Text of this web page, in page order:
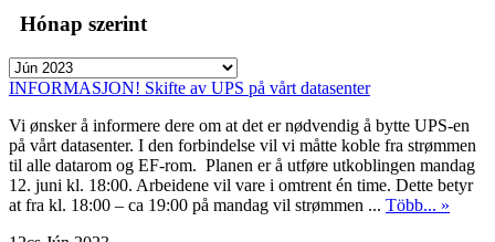
Hónap szerint
INFORMASJON! Skifte av UPS på vårt datasenter
Vi ønsker å informere dere om at det er nødvendig å bytte UPS-en
på vårt datasenter. I den forbindelse vil vi måtte koble fra strømmen
til alle datarom og EF-rom. Planen er å utføre utkoblingen mandag
12. juni kl. 18:00. Arbeidene vil vare i omtrent én time. Dette betyr
at fra kl. 18:00 – ca 19:00 på mandag vil strømmen ... Több... »